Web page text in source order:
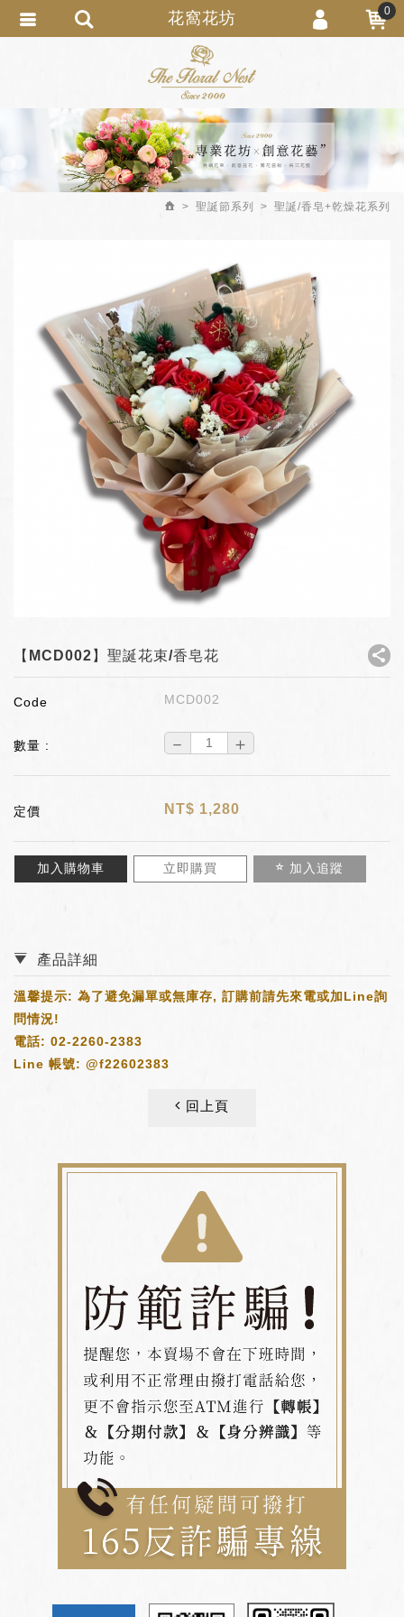
聖誕節系列 聖誕/香皂+乾燥花系列
【MCD002】聖誕花束/香皂花
Code MCD002
數量 : － ＋
定價 NT$ 1,280
加入購物車 立即購買 加入追蹤
產品詳細
溫馨提示: 為了避免漏單或無庫存, 訂購前請先來電或加Line詢
問情況!
電話: 02-2260-2383
Line 帳號: @f22602383
回上頁
花窩花坊 0
會員登入
會員註冊
忘記密碼
訂單查詢
追蹤清單
繁體中文